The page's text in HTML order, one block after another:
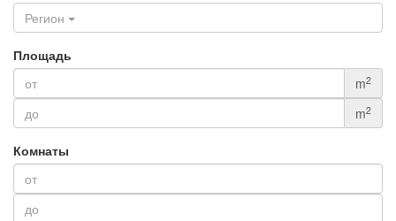
Регион
Площадь
m2
m2
Комнаты